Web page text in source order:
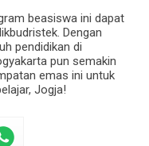
beasiswa ini dapat
Dengan
pendidikan di
pun semakin
emas ini untuk
Jogja!